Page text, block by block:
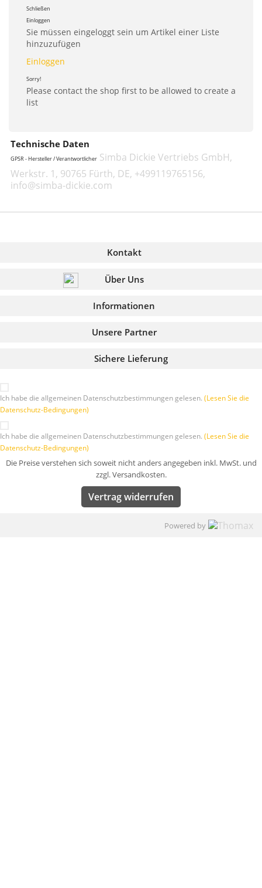
Schließen
Einloggen
Sie müssen eingeloggt sein um Artikel einer Liste
hinzuzufügen
Einloggen
Sorry!
Please contact the shop first to be allowed to create a
list
Technische Daten
GPSR - Hersteller / Verantwortlicher Simba Dickie Vertriebs GmbH,
Werkstr. 1, 90765 Fürth, DE, +499119765156,
info@simba-dickie.com
Kontakt
Über Uns
Informationen
Sichere Lieferung
Unsere Partner
Ich habe die allgemeinen Datenschutzbestimmungen gelesen. (Lesen Sie die
Datenschutz-Bedingungen)
Ich habe die allgemeinen Datenschutzbestimmungen gelesen. (Lesen Sie die
Datenschutz-Bedingungen)
Die Preise verstehen sich soweit nicht anders angegeben inkl. MwSt. und
zzgl. Versandkosten.
Vertrag widerrufen
Powered by